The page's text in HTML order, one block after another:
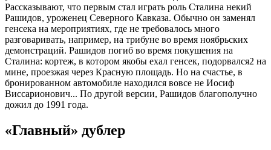
Рассказывают, что первым стал играть роль Сталина некий
Рашидов, уроженец Северного Кавказа. Обычно он заменял
генсека на мероприятиях, где не требовалось много
разговаривать, например, на трибуне во время ноябрьских
демонстраций. Рашидов погиб во время покушения на
Сталина: кортеж, в котором якобы ехал генсек, подорвался2 на
мине, проезжая через Красную площадь. Но на счастье, в
бронированном автомобиле находился вовсе не Иосиф
Виссарионович... По другой версии, Рашидов благополучно
дожил до 1991 года.
«Главный» дублер